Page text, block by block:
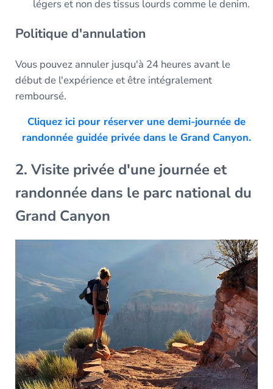
légers et non des tissus lourds comme le denim.
Politique d'annulation
Vous pouvez annuler jusqu'à 24 heures avant le
début de l'expérience et être intégralement
remboursé.
Cliquez ici pour réserver une demi-journée de
randonnée guidée privée dans le Grand Canyon.
2. Visite privée d'une journée et
randonnée dans le parc national du
Grand Canyon